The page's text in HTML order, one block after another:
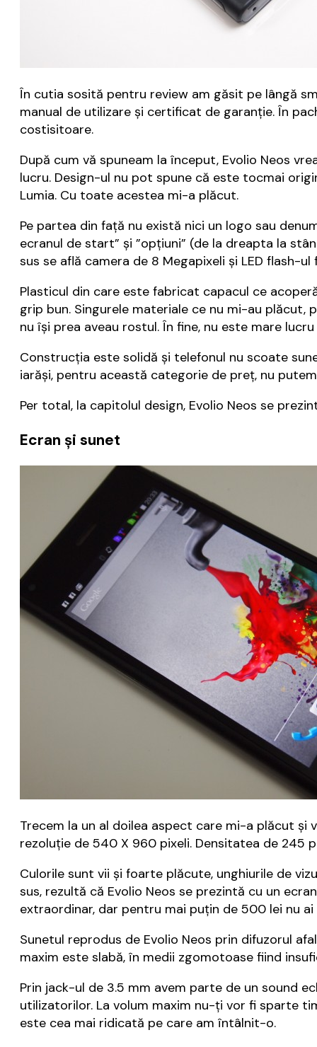
În cutia sosită pentru review am găsit pe lângă
manual de utilizare și certificat de garanție. În
costisitoare.
După cum vă spuneam la început, Evolio Neos
lucru. Design-ul nu pot spune că este tocmai
Lumia. Cu toate acestea mi-a plăcut.
Pe partea din față nu există nici un logo sau
ecranul de start” și ”opțiuni” (de la dreapta la
sus se află camera de 8 Megapixeli și LED flash-
Plasticul din care este fabricat capacul ce
grip bun. Singurele materiale ce nu mi-au
nu își prea aveau rostul. În fine, nu este mare
Construcția este solidă și telefonul nu scoate
iarăși, pentru această categorie de preț, nu
Per total, la capitolul design, Evolio Neos se
Ecran și sunet
Trecem la un al doilea aspect care mi-a plăcut și
rezoluție de 540 X 960 pixeli. Densitatea de
Culorile sunt vii și foarte plăcute, unghiurile de
sus, rezultă că Evolio Neos se prezintă cu un
extraordinar, dar pentru mai puțin de 500 lei nu
Sunetul reprodus de Evolio Neos prin difuzorul
maxim este slabă, în medii zgomotoase fiind
Prin jack-ul de 3.5 mm avem parte de un sound
utilizatorilor. La volum maxim nu-ți vor fi sparte
este cea mai ridicată pe care am întâlnit-o.